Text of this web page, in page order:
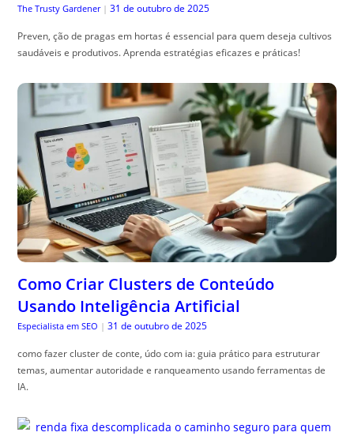
The Trusty Gardener | 31 de outubro de 2025
Preven, ção de pragas em hortas é essencial para quem deseja cultivos
saudáveis e produtivos. Aprenda estratégias eficazes e práticas!
Como Criar Clusters de Conteúdo
Usando Inteligência Artificial
Especialista em SEO | 31 de outubro de 2025
como fazer cluster de conte, údo com ia: guia prático para estruturar
temas, aumentar autoridade e ranqueamento usando ferramentas de
IA.